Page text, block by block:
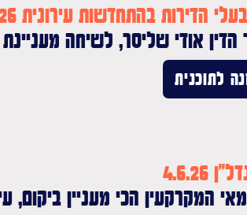
הדירות בהתחדשות עירונית 11.6.26
הדין אודי שליסר, לשיחה
לתוכנית
המקרקעין הכי מעניין ביקום,